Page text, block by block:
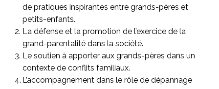
de pratiques inspirantes entre grands-pères et
petits-enfants.
La défense et la promotion de l’exercice de la
grand-parentalité dans la société.
Le soutien à apporter aux grands-pères dans un
contexte de conflits familiaux.
L’accompagnement dans le rôle de dépannage